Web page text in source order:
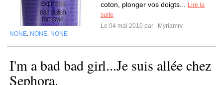
coton, plonger vos doigts...
Lire la
suite
Le 04 mai 2010 par
Myriamrv
NONE NONE NONE
I'm a bad bad girl...Je suis allée chez
Sephora.